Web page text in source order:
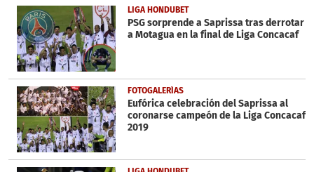
1
minute,
34
seconds
LIGA HONDUBET
PSG sorprende a Saprissa tras derrotar
a Motagua en la final de Liga Concacaf
FOTOGALERÍAS
Eufórica celebración del Saprissa al
coronarse campeón de la Liga Concacaf
2019